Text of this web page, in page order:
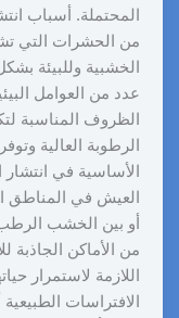
المحتملة. أسباب
من الحشرات التي
الخشبية وللبيئة
عدد من العوامل
الظروف المناسبة
الرطوبة العالية
الأساسية في
العيش في المناطق
أو بين الخشب
من الأماكن الجاذبة
اللازمة لاستمرار
الافتراسات